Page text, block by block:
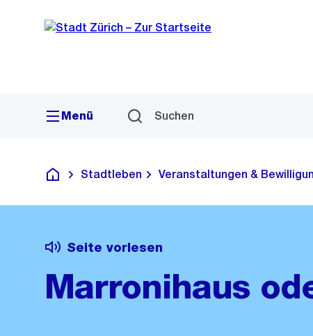
Navigation
Sprunglink
Menü Suchen
Deutsch
Stadtleben Veranstaltungen &
Seite vorlesen
Marronihaus